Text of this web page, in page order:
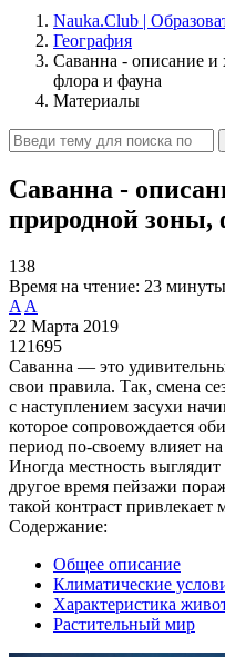
Nauka.Club |
География
Саванна - описание и
флора и фауна
Материалы
Саванна -
природной зоны,
138
Время на чтение: 23 минуты
A A
22 Марта 2019
121695
Саванна — это
свои правила. Так, смена
с наступлением засухи
которое сопровождается
период по-своему влияет
Иногда местность
другое время пейзажи
такой контраст привлекает
Содержание:
Общее описание
Климатические
Характеристика
Растительный мир